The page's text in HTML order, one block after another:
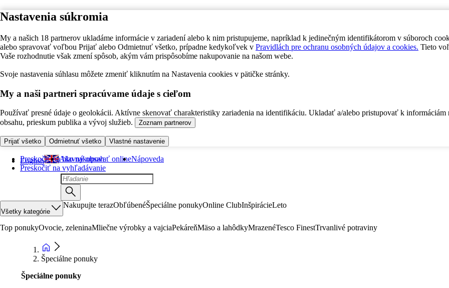
Nastavenia súkromia
My a našich 18 partnerov ukladáme informácie v zariadení alebo k nim pristupujeme, napríklad k jedinečným identifikátorom v súboroch
alebo spravovať voľbou Prijať alebo Odmietnuť všetko, prípadne kedykoľvek v Pravidlách pre ochranu osobných údajov a cookies. Tieto
Vaše rozhodnutie však zmení spôsob, akým vám prispôsobíme nakupovanie na našom webe.
Svoje nastavenia súhlasu môžete zmeniť kliknutím na Nastavenia cookies v pätičke stránky.
My a naši partneri spracúvame údaje s cieľom
Používať presné údaje o geolokácii. Aktívne skenovať charakteristiky zariadenia na identifikáciu. Ukladať a/alebo pristupovať k informáciám
obsahu, prieskum publika a vývoj služieb.
Zoznam partnerov
Prijať všetko Odmietnuť všetko Vlastné nastavenie
Preskočiť na hlavný obsah
Preskočiť na vyhľadávanie
English Ako nakupovať onlineNápoveda
Všetky kategórie
Nakupujte terazObľúbenéŠpeciálne ponukyOnline ClubInšpirácieLeto
Top ponukyOvocie, zeleninaMliečne výrobky a vajciaPekáreňMäso a lahôdkyMrazenéTesco FinestTrvanlivé potraviny
Špeciálne ponuky
Špeciálne ponuky